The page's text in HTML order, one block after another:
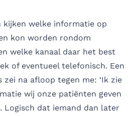
kijken welke informatie op
kon worden rondom
welke kanaal daar het best
of eventueel telefonisch. Een
zei na afloop tegen me: ‘Ik zie
wij onze patiënten geven
Logisch dat iemand dan later